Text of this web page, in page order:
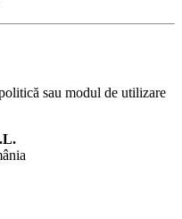
sau modul de utilizare